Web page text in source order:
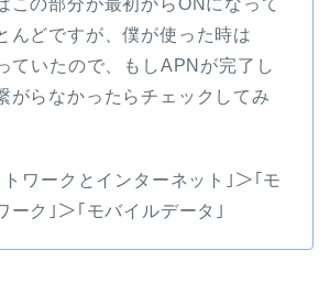
この部分が最初からONになって
んどですが、僕が使った時は
ていたので、もしAPNが完了し
がらなかったらチェックしてみ
ワークとインターネット｣＞｢モ
ーク｣＞｢モバイルデータ｣